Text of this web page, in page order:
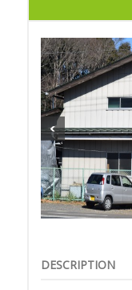
DESCRIPTION